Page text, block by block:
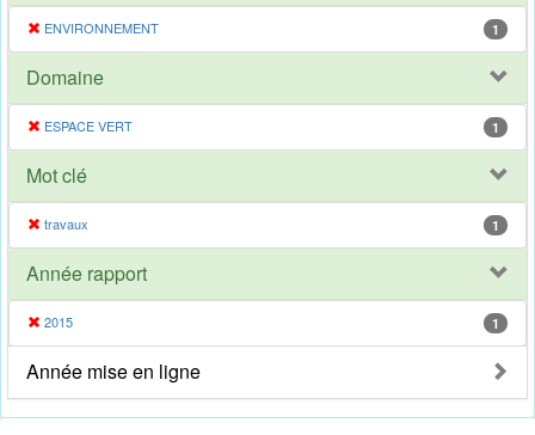
ENVIRONNEMENT 1
Domaine
ESPACE VERT 1
Mot clé
travaux 1
Année rapport
2015 1
Année mise en ligne